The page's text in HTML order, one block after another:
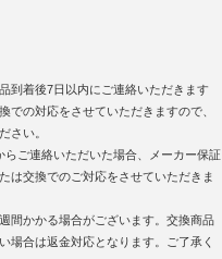
到着後7日以内にご連絡いただきます
での対応をさせていただきますので、
さい。
らご連絡いただいた場合、メーカー保証
は交換でのご対応をさせていただきま
間かかる場合がございます。交換商品
場合は返金対応となります。ご了承く